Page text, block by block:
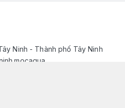
Ninh - Thành phố Tây Ninh